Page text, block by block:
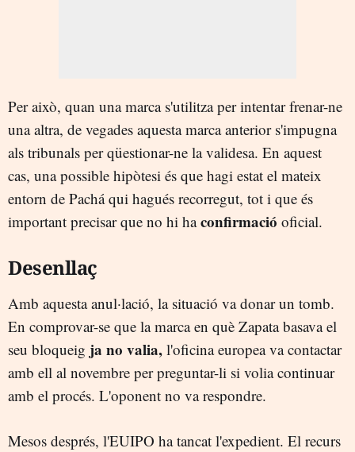
Per això, quan una marca s'utilitza per intentar frenar-ne
una altra, de vegades aquesta marca anterior s'impugna
als tribunals per qüestionar-ne la validesa. En aquest
cas, una possible hipòtesi és que hagi estat el mateix
entorn de Pachá qui hagués recorregut, tot i que és
important precisar que no hi haconfirmació oficial.
Desenllaç
Amb aquesta anul·lació, la situació va donar un tomb.
En comprovar-se que la marca en què Zapata basava el
seu bloqueig ja no valia, l'oficina europea va contactar
amb ell al novembre per preguntar-li si volia continuar
amb el procés. L'oponent no va respondre.
Mesos després, l'EUIPO ha tancat l'expedient. El recurs